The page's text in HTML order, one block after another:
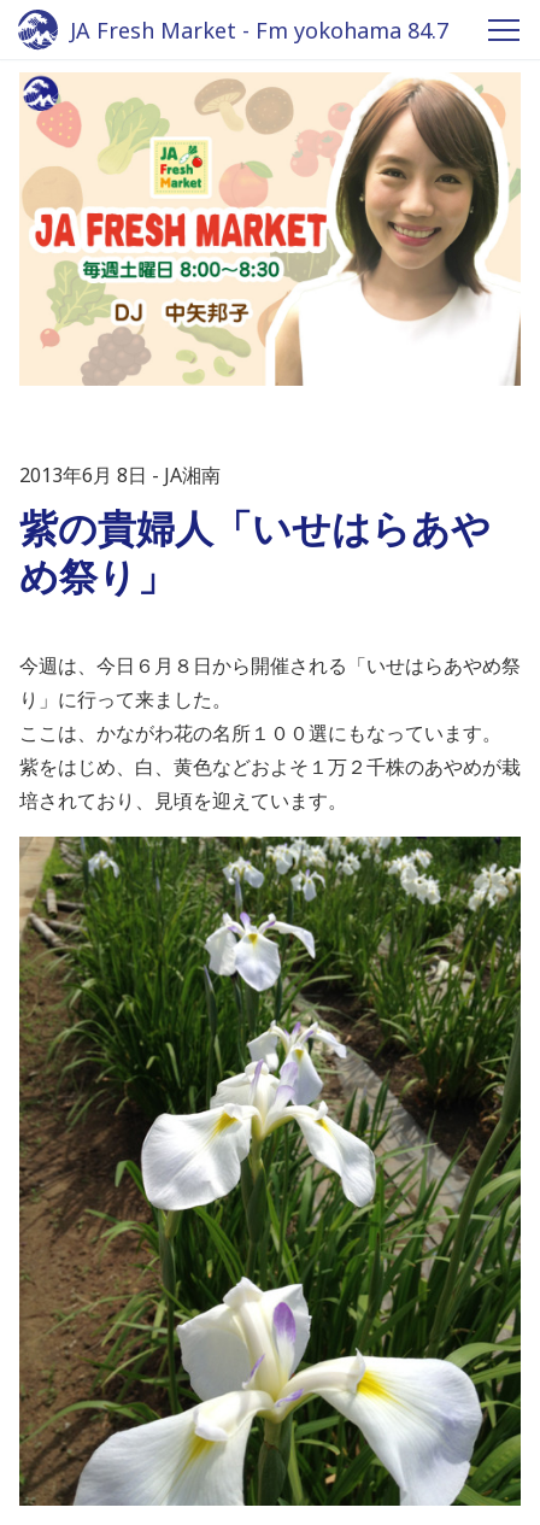
JA Fresh Market - Fm yokohama 84.7
2013年6月 8日 JA湘南
紫の貴婦人「いせはらあや
め祭り」
今週は、今日６月８日から開催される「いせはらあやめ祭
り」に行って来ました。
ここは、かながわ花の名所１００選にもなっています。
紫をはじめ、白、黄色などおよそ１万２千株のあやめが栽
培されており、見頃を迎えています。